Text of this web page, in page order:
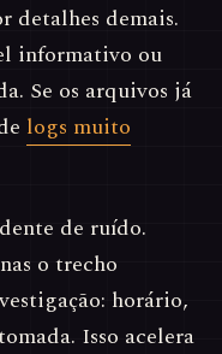
detalhes demais.
informativo ou
Se os arquivos já
logs muito
de ruído.
o trecho
horário,
Isso acelera